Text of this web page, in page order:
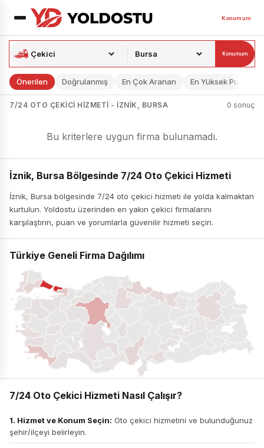
Konumum
Konumum
Önerilen Doğrulanmış En Çok Aranan En Yüksek Puan
7/24 OTO ÇEKICI HIZMETI - İZNIK, BURSA 0 sonuç
Bu kriterlere uygun firma bulunamadı.
İznik, Bursa Bölgesinde 7/24 Oto Çekici Hizmeti
İznik, Bursa bölgesinde 7/24 oto çekici hizmeti ile yolda kalmaktan
kurtulun. Yoldostu üzerinden en yakın çekici firmalarını
karşılaştırın, puan ve yorumlarla güvenilir hizmeti seçin.
Türkiye Geneli Firma Dağılımı
7/24 Oto Çekici Hizmeti Nasıl Çalışır?
1. Hizmet ve Konum Seçin: Oto çekici hizmetini ve bulunduğunuz
şehir/ilçeyi belirleyin.